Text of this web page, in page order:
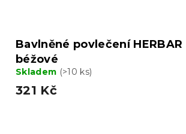
Bavlněné povlečení HERBAR
béžové
Skladem (>10 ks)
321 Kč